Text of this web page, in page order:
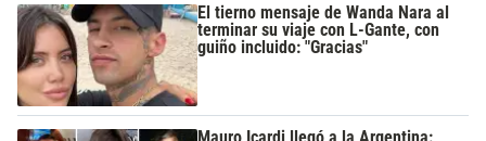
El tierno mensaje de Wanda Nara al
terminar su viaje con L-Gante, con
guiño incluido: "Gracias"